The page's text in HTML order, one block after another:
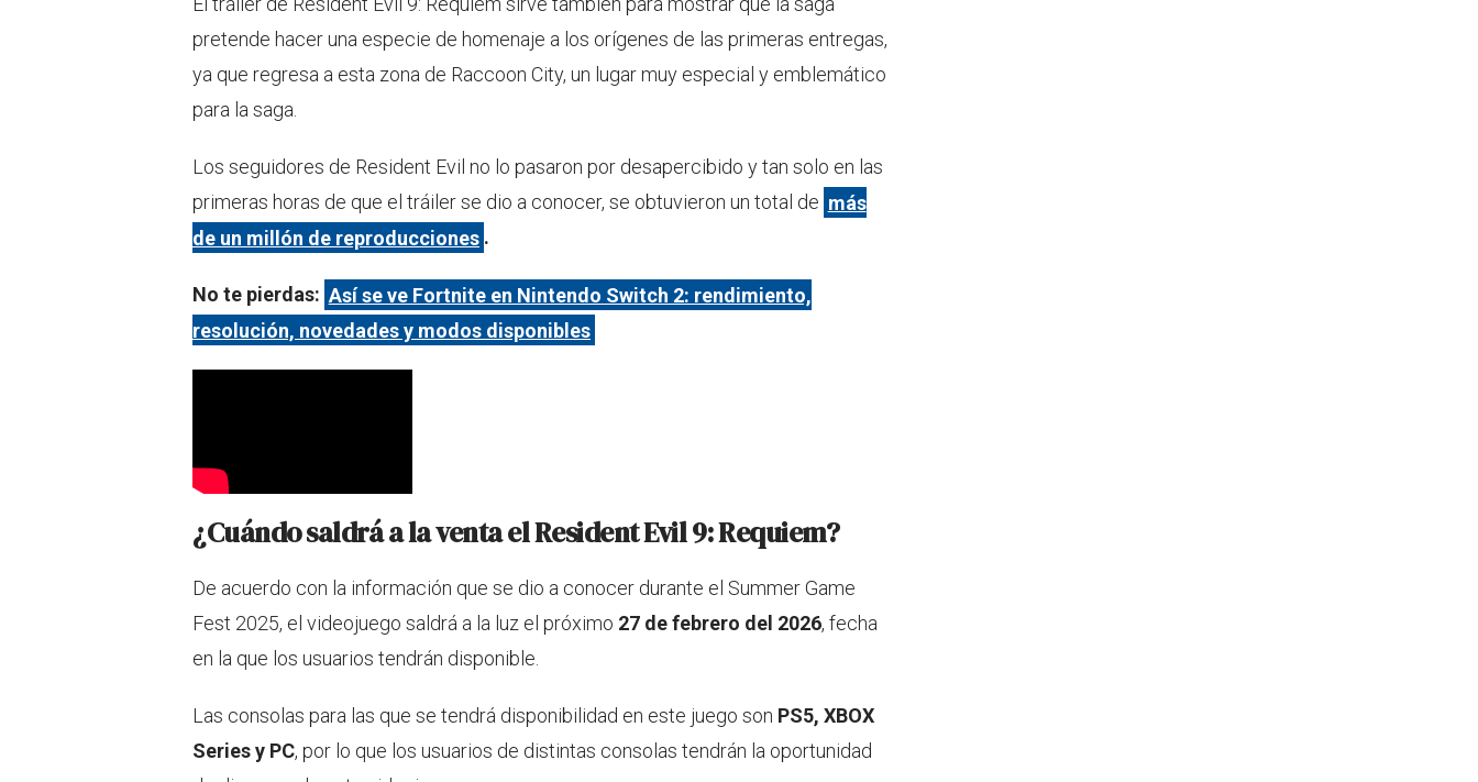
pretende hacer una especie de homenaje a los orígenes de las primeras entregas,
ya que regresa a esta zona de Raccoon City, un lugar muy especial y emblemático
para la saga.
Los seguidores de Resident Evil no lo pasaron por desapercibido y tan solo en las
primeras horas de que el tráiler se dio a conocer, se obtuvieron un total de más
de un millón de reproducciones .
No te pierdas: Así se ve Fortnite en Nintendo Switch 2: rendimiento,
resolución, novedades y modos disponibles
¿Cuándo saldrá a la venta el Resident Evil 9: Requiem?
De acuerdo con la información que se dio a conocer durante el Summer Game
Fest 2025, el videojuego saldrá a la luz el próximo 27 de febrero del 2026, fecha
en la que los usuarios tendrán disponible.
Las consolas para las que se tendrá disponibilidad en este juego son PS5, XBOX
Series y PC, por lo que los usuarios de distintas consolas tendrán la oportunidad